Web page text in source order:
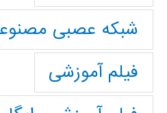
شبکه عصبی
فیلم آموزشی